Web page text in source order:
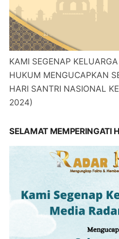
KAMI SEGENAP
HUKUM MENGUCAPKAN
HARI SANTRI NASIONAL
2024)
SELAMAT MEMPERINGATI